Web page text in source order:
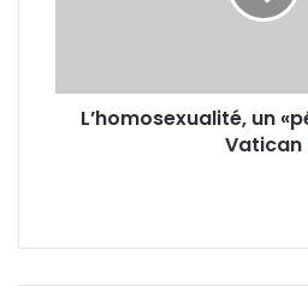
L’homosexualité, un
Vatican